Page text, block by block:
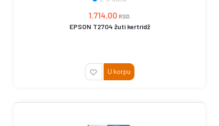
1.714,00 RSD.
EPSON T2704 žuti kertridž
U korpu